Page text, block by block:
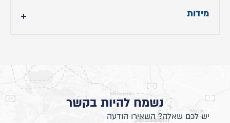
מידות
נשמח להיות בקשר
יש לכם שאלה? השאירו הודעה